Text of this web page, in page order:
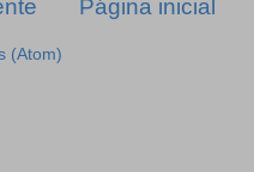
Página inicial
(Atom)